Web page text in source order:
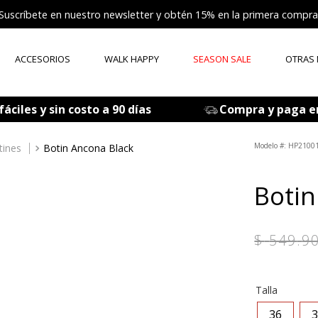
en nuestro newsletter y obtén 15% en la primera
ACCESORIOS WALK HAPPY SEASON SALE OTRAS
y sin costo a 90 días Compra y paga
Botin Ancona Black :
$ 549.
Talla
36
MÁS BUSCADOS
tenis mujer
zapatos mujer